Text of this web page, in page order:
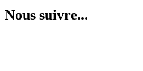
Nous suivre...